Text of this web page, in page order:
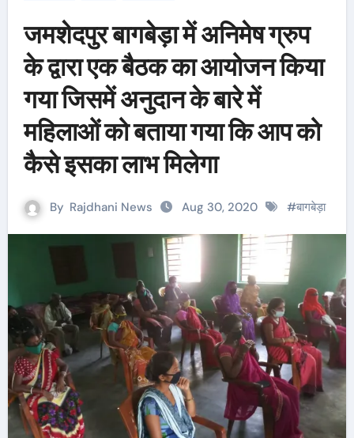
जमशेदपुर बागबेड़ा में अनिमेष ग्रुप
के द्वारा एक बैठक का आयोजन किया
गया जिसमें अनुदान के बारे में
महिलाओं को बताया गया कि आप को
कैसे इसका लाभ मिलेगा
By Rajdhani News Aug 30, 2020 #बागबेड़ा